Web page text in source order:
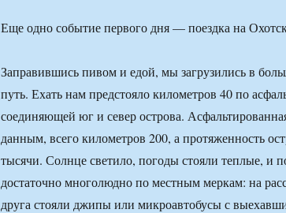
Еще одно событие первого дня — поездка на
Заправившись пивом и едой, мы загрузились в
путь. Ехать нам предстояло километров 40 по
соединяющей юг и север острова.
данным, всего километров 200, а протяженность
тысячи. Солнце светило, погоды стояли теплые, и
достаточно многолюдно по местным меркам: на
друга стояли джипы или микроавтобусы с